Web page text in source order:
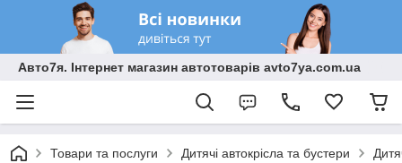
Авто7я. Інтернет магазин автотоварів avto7ya.com.ua
Товари та послуги Дитячі автокрісла та бустери